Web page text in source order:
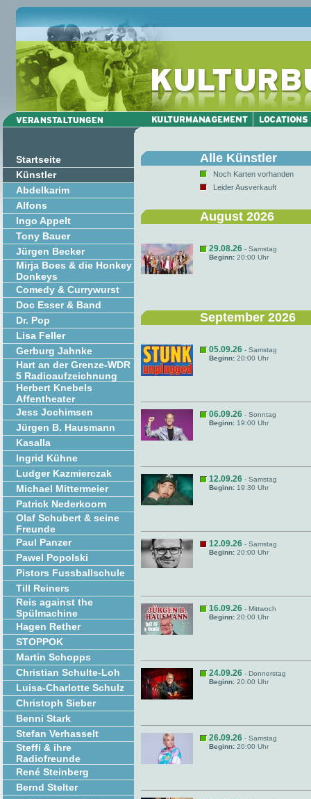
Startseite
Künstler
Abdelkarim
Alfons
Ingo Appelt
Tony Bauer
Jürgen Becker
Mirja Boes & die Honkey
Donkeys
Comedy & Currywurst
Doc Esser & Band
Dr. Pop
Lisa Feller
Gerburg Jahnke
Hart an der Grenze-WDR
5 Radioaufzeichnung
Herbert Knebels
Affentheater
Jess Jochimsen
Jürgen B. Hausmann
Kasalla
Ingrid Kühne
Ludger Kazmierczak
Michael Mittermeier
Patrick Nederkoorn
Olaf Schubert & seine
Freunde
Paul Panzer
Pawel Popolski
Pistors Fussballschule
Till Reiners
Reis against the
Spülmachine
Hagen Rether
STOPPOK
Martin Schopps
Christian Schulte-Loh
Luisa-Charlotte Schulz
Christoph Sieber
Benni Stark
Stefan Verhasselt
Steffi & ihre
Radiofreunde
René Steinberg
Bernd Stelter
Alle Künstler
Noch Karten vorhanden
Leider Ausverkauft
August 2026
29.08.26 - Samstag
Beginn: 20:00 Uhr
September 2026
05.09.26 - Samstag
Beginn: 20:00 Uhr
06.09.26 - Sonntag
Beginn: 19:00 Uhr
12.09.26 - Samstag
Beginn: 19:30 Uhr
12.09.26 - Samstag
Beginn: 20:00 Uhr
16.09.26 - Mittwoch
Beginn: 20:00 Uhr
24.09.26 - Donnerstag
Beginn: 20:00 Uhr
26.09.26 - Samstag
Beginn: 20:00 Uhr